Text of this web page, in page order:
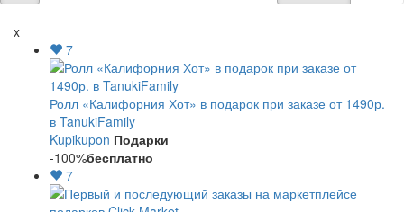
Лента
x
7
Ролл «Калифорния Хот» в подарок при заказе от 1490р.
в TanukiFamily
Kupikupon Подарки
-100%бесплатно
7